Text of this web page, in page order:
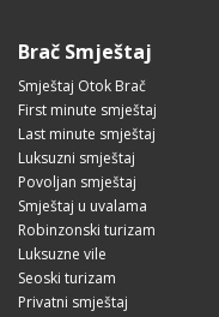
Brač Smještaj
Smještaj Otok Brač
First minute smještaj
Last minute smještaj
Luksuzni smještaj
Povoljan smještaj
Smještaj u uvalama
Robinzonski turizam
Luksuzne vile
Seoski turizam
Privatni smještaj